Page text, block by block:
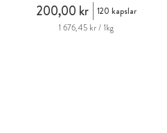
200,00 kr
120 kapslar
1 676,45 kr / 1kg